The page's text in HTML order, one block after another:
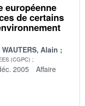
européenne
de certains
WAUTERS, Alain
(CGPC)
2005
Affaire